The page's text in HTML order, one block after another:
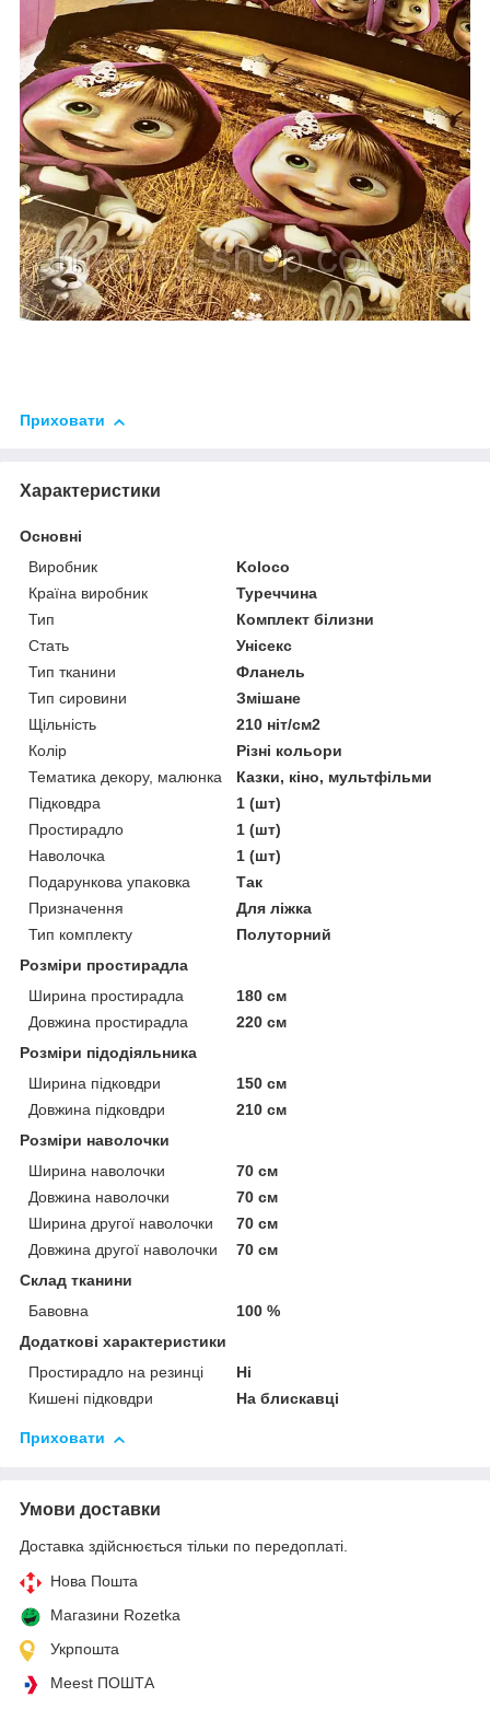
Приховати
Характеристики
Основні
Виробник
Koloco
Країна виробник
Туреччина
Тип
Комплект білизни
Стать
Унісекс
Тип тканини
Фланель
Тип сировини
Змішане
Щільність
210 ніт/см2
Колір
Різні кольори
Тематика декору, малюнка
Казки, кіно, мультфільми
Підковдра
1 (шт)
Простирадло
1 (шт)
Наволочка
1 (шт)
Подарункова упаковка
Так
Призначення
Для ліжка
Тип комплекту
Полуторний
Розміри простирадла
Ширина простирадла
180 см
Довжина простирадла
220 см
Розміри підодіяльника
Ширина підковдри
150 см
Довжина підковдри
210 см
Розміри наволочки
Ширина наволочки
70 см
Довжина наволочки
70 см
Ширина другої наволочки
70 см
Довжина другої наволочки
70 см
Склад тканини
Бавовна
100 %
Додаткові характеристики
Простирадло на резинці
Ні
Кишені підковдри
На блискавці
Приховати
Умови доставки
Доставка здійснюється тільки по передоплаті.
Нова Пошта
Магазини Rozetka
Укрпошта
Meest ПОШТА